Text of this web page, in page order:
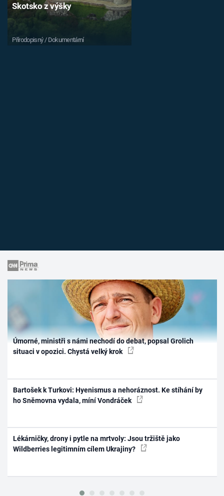
Skotsko z výšky
Přírodopisný / Dokumentární
Úmorné, ministři s námi nechodí do debat, popsal Grolich
situaci v opozici. Chystá velký krok
Bartošek k Turkovi: Hyenismus a nehoráznost. Ke stíhání by
ho Sněmovna vydala, míní Vondráček
Lékárničky, drony i pytle na mrtvoly: Jsou tržiště jako
Wildberries legitimním cílem Ukrajiny?